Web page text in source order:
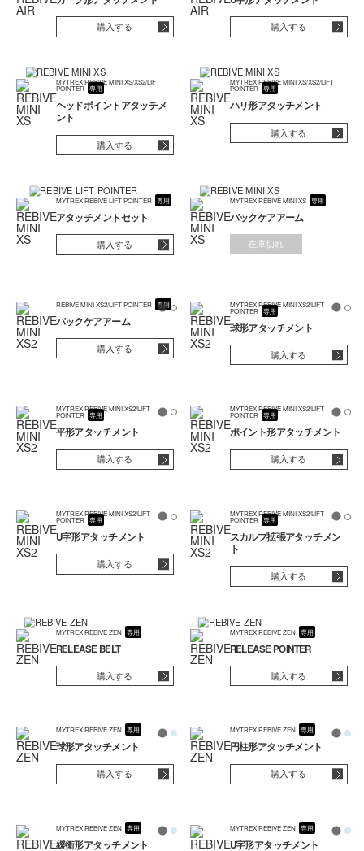
購入する 購入する
MYTREX REBIVE MINI XS/XS2/LIFT
POINTER 専用
ヘッドポイントアタッチメ
ント
購入する
MYTREX REBIVE MINI XS/XS2/LIFT
POINTER 専用
ハリ形アタッチメント
購入する
MYTREX REBIVE LIFT POINTER 専用
アタッチメントセット
購入する
MYTREX REBIVE MINI XS 専用
バックケアアーム
在庫切れ
REBIVE MINI XS2/LIFT POINTER 専用
バックケアアーム
購入する
MYTREX REBIVE MINI XS2/LIFT
POINTER 専用
球形アタッチメント
購入する
MYTREX REBIVE MINI XS2/LIFT
POINTER 専用
平形アタッチメント
購入する
MYTREX REBIVE MINI XS2/LIFT
POINTER 専用
ポイント形アタッチメント
購入する
MYTREX REBIVE MINI XS2/LIFT
POINTER 専用
U字形アタッチメント
購入する
MYTREX REBIVE MINI XS2/LIFT
POINTER 専用
スカルプ拡張アタッチメン
ト
購入する
MYTREX REBIVE ZEN 専用
RELEASE BELT
購入する
MYTREX REBIVE ZEN 専用
RELEASE POINTER
購入する
MYTREX REBIVE ZEN 専用
球形アタッチメント
購入する
MYTREX REBIVE ZEN 専用
円柱形アタッチメント
購入する
MYTREX REBIVE ZEN 専用
緩衝形アタッチメント
MYTREX REBIVE ZEN 専用
U字形アタッチメント